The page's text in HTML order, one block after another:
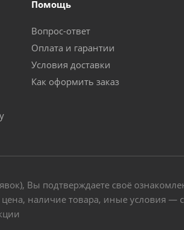
Помощь
Вопрос-ответ
Оплата и гарантии
Условия доставки
Как оформить заказ
Вы подтверждаете своё
наличие товара, иные условия —